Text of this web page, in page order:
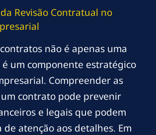
Revisão Contratual no
não é apenas uma
um componente estratégico
Compreender as
contrato pode prevenir
e legais que podem
atenção aos detalhes. Em